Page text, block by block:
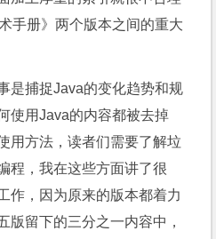
手册》两个版本之间的重大
捕捉Java的变化趋势和规
使用Java的内容都被去掉
用方法，读者们需要了解垃
程，我在这些方面讲了很
作，因为原来的版本都着力
版留下的三分之一内容中，